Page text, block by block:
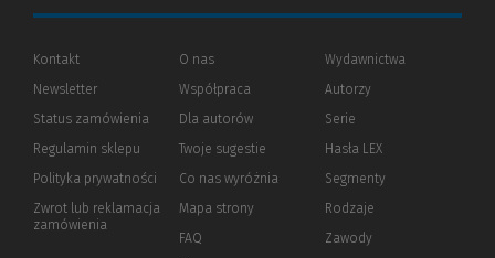
Kontakt
Newsletter
Status zamówienia
Regulamin sklepu
Polityka prywatności (Nowe
(Link
innej
Zwrot lub reklamacja
zamówienia
O nas
Współpraca
Dla autorów(Nowe
(Link
innej
strony)
Twoje sugestie
Co nas wyróżnia
Mapa strony
FAQ
Wydawnictwa
Autorzy
Serie
Hasła LEX
Segmenty
Rodzaje
Zawody